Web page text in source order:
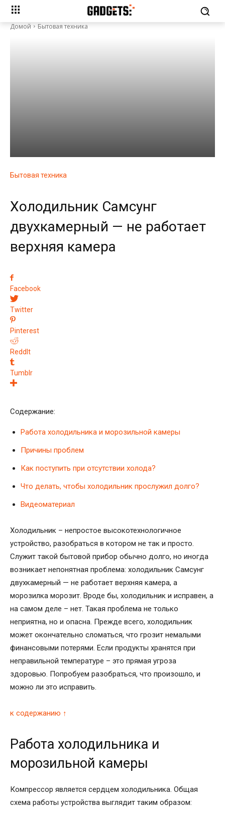
Домой Бытовая техника
Бытовая техника
Холодильник Самсунг
двухкамерный — не работает
верхняя камера
Facebook
Twitter
Pinterest
ReddIt
Tumblr
Содержание:
Работа холодильника и морозильной камеры
Причины проблем
Как поступить при отсутствии холода?
Что делать, чтобы холодильник прослужил долго?
Видеоматериал
Холодильник – непростое высокотехнологичное
устройство, разобраться в котором не так и просто.
Служит такой бытовой прибор обычно долго, но иногда
возникает непонятная проблема: холодильник Самсунг
двухкамерный — не работает верхняя камера, а
морозилка морозит. Вроде бы, холодильник и исправен, а
на самом деле – нет. Такая проблема не только
неприятна, но и опасна. Прежде всего, холодильник
может окончательно сломаться, что грозит немалыми
финансовыми потерями. Если продукты хранятся при
неправильной температуре – это прямая угроза
здоровью. Попробуем разобраться, что произошло, и
можно ли это исправить.
к содержанию ↑
Работа холодильника и
морозильной камеры
Компрессор является сердцем холодильника. Общая
схема работы устройства выглядит таким образом: